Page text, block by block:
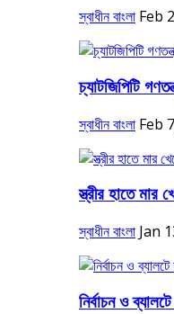
স্বাধীন বাংলা Feb
চ্যাটজিপিটি
স্বাধীন বাংলা Feb
স্ত্রীর হাতে মার
স্বাধীন বাংলা Jan
নির্বাচন ও